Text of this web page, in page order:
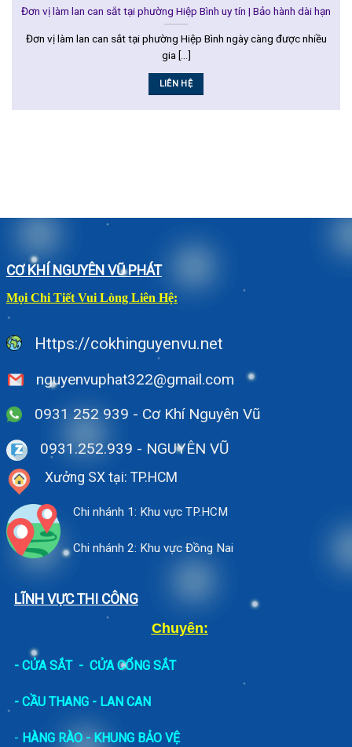
Đơn vị làm lan can sắt tại phường Hiệp Bình uy tín | Bảo hành dài hạn
Đơn vị làm lan can sắt tại phường Hiệp Bình ngày càng được nhiều
gia [...]
LIÊN HỆ
CƠ KHÍ NGUYÊN VŨ PHÁT
Mọi Chi Tiết Vui Lòng Liên Hệ:
Https://cokhinguyenvu.net
nguyenvuphat322@gmail.com
0931 252 939 - Cơ Khí Nguyên Vũ
0931.252.939 - NGUYÊN VŨ
Xưởng SX tại: TP.HCM
Chi nhánh 1: Khu vực TP.HCM
Chi nhánh 2: Khu vực Đồng Nai
LĨNH VỰC THI CÔNG
Chuyên:
- CỬA SẮT- CỬA CỔNG SẮT
- CẦU THANG - LAN CAN
- HÀNG RÀO - KHUNG BẢO VỆ